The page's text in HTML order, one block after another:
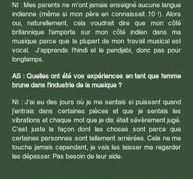
NI : Mes parents ne m'ont jamais enseigné aucune langue
indienne (même si mon père en connaissait 10 !). Alors
oui, naturellement, cela voudrait dire que mon côté
britannique l'emporte sur mon côté indien dans ma
musique parce que la plupart de mon travail musical est
vocal.
J'apprends l'hindi et le pendjabi, donc pas pour
longtemps.
AS : Quelles ont été vos expériences en tant que femme
brune dans l'industrie de la musique ?
NI : J'ai eu des jours où je me sentais si puissant quand
j'entrais dans certaines pièces et que je sentais les
vibrations et chaque mot que je dis était sévèrement jugé.
C'est juste la façon dont les choses sont parce que
certaines personnes sont tellement arriérées. Cela ne me
touche jamais cependant, je vais les laisser me regarder
les dépasser. Pas besoin de leur aide.